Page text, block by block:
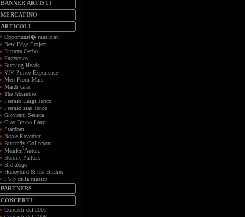
BANNER ARTISTI
MERCATINO
ARTICOLI
Opportunit� musicisti
New Edge Project
Ritorna Garbo
Fuzztones
Burning Heads
VIV Prince Experience
Men From Mars
Mardi Gras
The Absinthe
Premio Luigi Tenco
Premio siae Tenco
Giovanni Seneca
Ciao Bruno Lauzi
Stardom
Noa e Reverberi
Butterfly Collectors
Monferr'Autore
Bonnie Parkers
Bid Zogo
Honeybird & the Birdies
I Vip della musica
PARTNERS
CONCERTI
Concerti del 2007